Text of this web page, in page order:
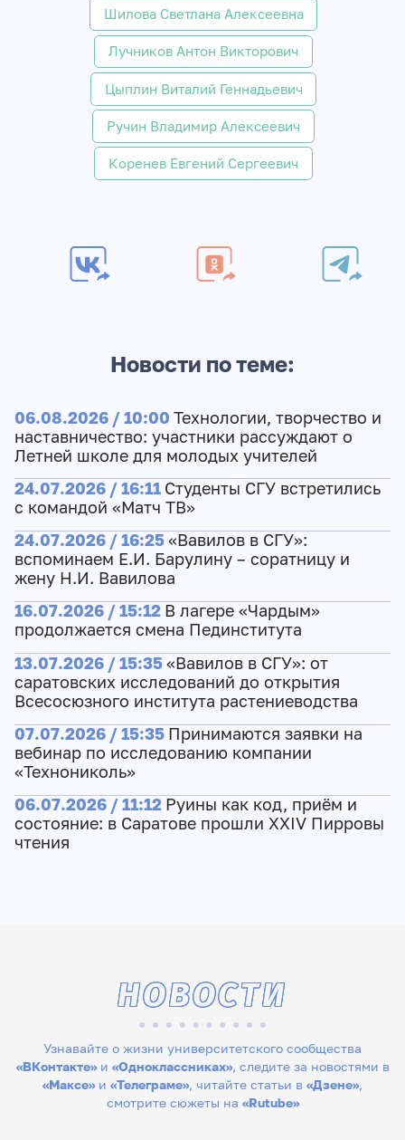
Шилова Светлана Алексеевна
Лучников Антон Викторович
Цыплин Виталий Геннадьевич
Ручин Владимир Алексеевич
Коренев Евгений Сергеевич
Новости по теме:
06.08.2026 / 10:00 Технологии, творчество и
наставничество: участники рассуждают о
Летней школе для молодых учителей
24.07.2026 / 16:11 Студенты СГУ встретились
с командой «Матч ТВ»
24.07.2026 / 16:25«Вавилов в СГУ»:
вспоминаем Е.И. Барулину – соратницу и
жену Н.И. Вавилова
16.07.2026 / 15:12 В лагере «Чардым»
продолжается смена Пединститута
13.07.2026 / 15:35«Вавилов в СГУ»: от
саратовских исследований до открытия
Всесосюзного института растениеводства
07.07.2026 / 15:35 Принимаются заявки на
вебинар по исследованию компании
«Технониколь»
06.07.2026 / 11:12 Руины как код, приём и
состояние: в Саратове прошли XXIV Пирровы
чтения
Узнавайте о жизни университетского сообщества
«ВКонтакте»и «Одноклассниках», следите за новостями в
«Максе» и «Телеграме», читайте статьи в «Дзене»,
смотрите сюжеты на «Rutube»
НОВОСТИ